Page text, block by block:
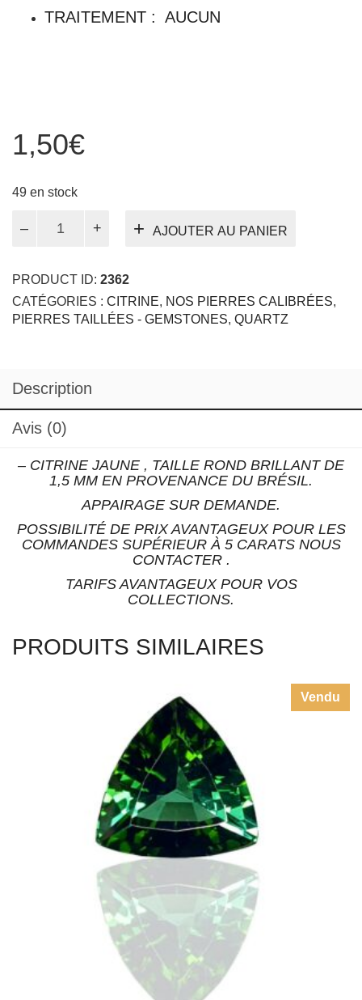
TRAITEMENT : AUCUN
1,50€
49 en stock
1,5
AJOUTER AU PANIER
PRODUCT ID: 2362
CATÉGORIES : CITRINE, NOS PIERRES CALIBRÉES,
PIERRES TAILLÉES - GEMSTONES, QUARTZ
Description
Avis (0)
– CITRINE JAUNE , TAILLE ROND BRILLANT DE
1,5 MM EN PROVENANCE DU BRÉSIL.
APPAIRAGE SUR DEMANDE.
POSSIBILITÉ DE PRIX AVANTAGEUX POUR LES
COMMANDES SUPÉRIEUR À 5 CARATS NOUS
CONTACTER .
TARIFS AVANTAGEUX POUR VOS
COLLECTIONS.
PRODUITS SIMILAIRES
Vendu